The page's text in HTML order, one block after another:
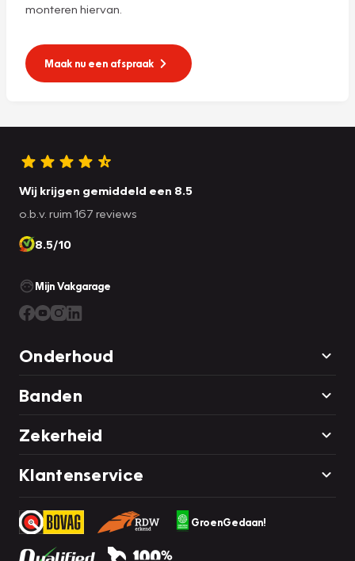
monteren hiervan.
Maak nu een afspraak
Wij krijgen gemiddeld een 8.5
o.b.v. ruim 167 reviews
8.5/10
Mijn Vakgarage
Onderhoud
Banden
Zekerheid
Klantenservice
GroenGedaan!